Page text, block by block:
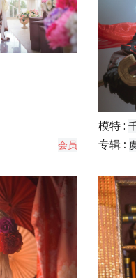
会员
模特 :
专辑 :